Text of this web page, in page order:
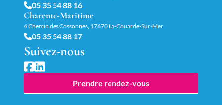
05 35 54 88 16
Charente-Maritime
4 Chemin des Cossonnes, 17670 La-Couarde-Sur-Mer
05 35 54 88 17
Suivez-nous
Prendre rendez-vous